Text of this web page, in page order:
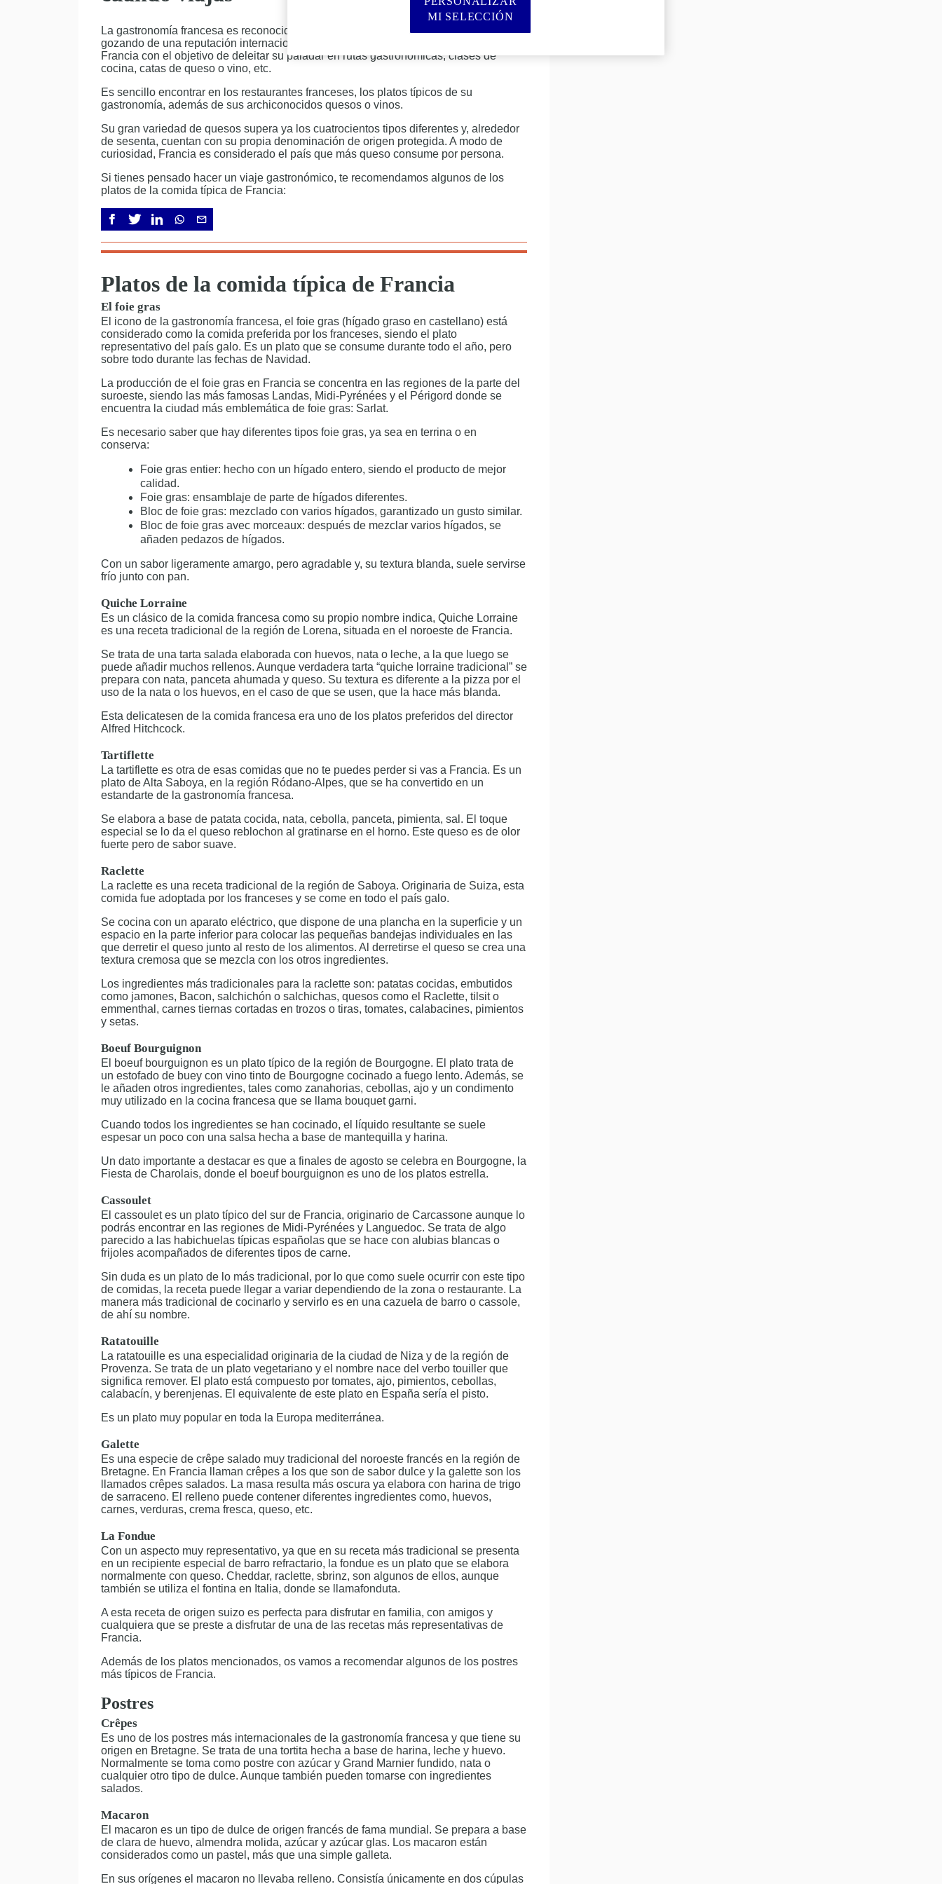
La gastronomía francesa es reconocida mundialmente por su variedad y elegancia,
gozando de una reputación internacional bien ganada. Miles de viajeros se acercan a
Francia con el objetivo de deleitar su paladar en rutas gastronómicas, clases de
cocina, catas de queso o vino, etc.
Es sencillo encontrar en los restaurantes franceses, los platos típicos de su
gastronomía, además de sus archiconocidos quesos o vinos.
Su gran variedad de quesos supera ya los cuatrocientos tipos diferentes y, alrededor
de sesenta, cuentan con su propia denominación de origen protegida. A modo de
curiosidad, Francia es considerado el país que más queso consume por persona.
Si tienes pensado hacer un viaje gastronómico, te recomendamos algunos de los
platos de la comida típica de Francia:
Platos de la comida típica de Francia
El foie gras
El icono de la gastronomía francesa, el foie gras (hígado graso en castellano) está
considerado como la comida preferida por los franceses, siendo el plato
representativo del país galo. Es un plato que se consume durante todo el año, pero
sobre todo durante las fechas de Navidad.
La producción de el foie gras en Francia se concentra en las regiones de la parte del
suroeste, siendo las más famosas Landas, Midi-Pyrénées y el Périgord donde se
encuentra la ciudad más emblemática de foie gras: Sarlat.
Es necesario saber que hay diferentes tipos foie gras, ya sea en terrina o en
conserva:
Foie gras entier: hecho con un hígado entero, siendo el producto de mejor
calidad.
Foie gras: ensamblaje de parte de hígados diferentes.
Bloc de foie gras: mezclado con varios hígados, garantizado un gusto similar.
Bloc de foie gras avec morceaux: después de mezclar varios hígados, se
añaden pedazos de hígados.
Con un sabor ligeramente amargo, pero agradable y, su textura blanda, suele servirse
frío junto con pan.
Quiche Lorraine
Es un clásico de la comida francesa como su propio nombre indica, Quiche Lorraine
es una receta tradicional de la región de Lorena, situada en el noroeste de Francia.
Se trata de una tarta salada elaborada con huevos, nata o leche, a la que luego se
puede añadir muchos rellenos. Aunque verdadera tarta “quiche lorraine tradicional” se
prepara con nata, panceta ahumada y queso. Su textura es diferente a la pizza por el
uso de la nata o los huevos, en el caso de que se usen, que la hace más blanda.
Esta delicatesen de la comida francesa era uno de los platos preferidos del director
Alfred Hitchcock.
Tartiflette
La tartiflette es otra de esas comidas que no te puedes perder si vas a Francia. Es un
plato de Alta Saboya, en la región Ródano-Alpes, que se ha convertido en un
estandarte de la gastronomía francesa.
Se elabora a base de patata cocida, nata, cebolla, panceta, pimienta, sal. El toque
especial se lo da el queso reblochon al gratinarse en el horno. Este queso es de olor
fuerte pero de sabor suave.
Raclette
La raclette es una receta tradicional de la región de Saboya. Originaria de Suiza, esta
comida fue adoptada por los franceses y se come en todo el país galo.
Se cocina con un aparato eléctrico, que dispone de una plancha en la superficie y un
espacio en la parte inferior para colocar las pequeñas bandejas individuales en las
que derretir el queso junto al resto de los alimentos. Al derretirse el queso se crea una
textura cremosa que se mezcla con los otros ingredientes.
Los ingredientes más tradicionales para la raclette son: patatas cocidas, embutidos
como jamones, Bacon, salchichón o salchichas, quesos como el Raclette, tilsit o
emmenthal, carnes tiernas cortadas en trozos o tiras, tomates, calabacines, pimientos
y setas.
Boeuf Bourguignon
El boeuf bourguignon es un plato típico de la región de Bourgogne. El plato trata de
un estofado de buey con vino tinto de Bourgogne cocinado a fuego lento. Además, se
le añaden otros ingredientes, tales como zanahorias, cebollas, ajo y un condimento
muy utilizado en la cocina francesa que se llama bouquet garni.
Cuando todos los ingredientes se han cocinado, el líquido resultante se suele
espesar un poco con una salsa hecha a base de mantequilla y harina.
Un dato importante a destacar es que a finales de agosto se celebra en Bourgogne, la
Fiesta de Charolais, donde el boeuf bourguignon es uno de los platos estrella.
Cassoulet
El cassoulet es un plato típico del sur de Francia, originario de Carcassone aunque lo
podrás encontrar en las regiones de Midi-Pyrénées y Languedoc. Se trata de algo
parecido a las habichuelas típicas españolas que se hace con alubias blancas o
frijoles acompañados de diferentes tipos de carne.
Sin duda es un plato de lo más tradicional, por lo que como suele ocurrir con este tipo
de comidas, la receta puede llegar a variar dependiendo de la zona o restaurante. La
manera más tradicional de cocinarlo y servirlo es en una cazuela de barro o cassole,
de ahí su nombre.
Ratatouille
La ratatouille es una especialidad originaria de la ciudad de Niza y de la región de
Provenza. Se trata de un plato vegetariano y el nombre nace del verbo touiller que
significa remover. El plato está compuesto por tomates, ajo, pimientos, cebollas,
calabacín, y berenjenas. El equivalente de este plato en España sería el pisto.
Es un plato muy popular en toda la Europa mediterránea.
Galette
Es una especie de crêpe salado muy tradicional del noroeste francés en la región de
Bretagne. En Francia llaman crêpes a los que son de sabor dulce y la galette son los
llamados crêpes salados. La masa resulta más oscura ya elabora con harina de trigo
de sarraceno. El relleno puede contener diferentes ingredientes como, huevos,
carnes, verduras, crema fresca, queso, etc.
La Fondue
Con un aspecto muy representativo, ya que en su receta más tradicional se presenta
en un recipiente especial de barro refractario, la fondue es un plato que se elabora
normalmente con queso. Cheddar, raclette, sbrinz, son algunos de ellos, aunque
también se utiliza el fontina en Italia, donde se llamafonduta.
A esta receta de origen suizo es perfecta para disfrutar en familia, con amigos y
cualquiera que se preste a disfrutar de una de las recetas más representativas de
Francia.
Además de los platos mencionados, os vamos a recomendar algunos de los postres
más típicos de Francia.
Postres
Crêpes
Es uno de los postres más internacionales de la gastronomía francesa y que tiene su
origen en Bretagne. Se trata de una tortita hecha a base de harina, leche y huevo.
Normalmente se toma como postre con azúcar y Grand Marnier fundido, nata o
cualquier otro tipo de dulce. Aunque también pueden tomarse con ingredientes
salados.
Macaron
El macaron es un tipo de dulce de origen francés de fama mundial. Se prepara a base
de clara de huevo, almendra molida, azúcar y azúcar glas. Los macaron están
considerados como un pastel, más que una simple galleta.
En sus orígenes el macaron no llevaba relleno. Consistía únicamente en dos cúpulas
MI SELECCIÓN